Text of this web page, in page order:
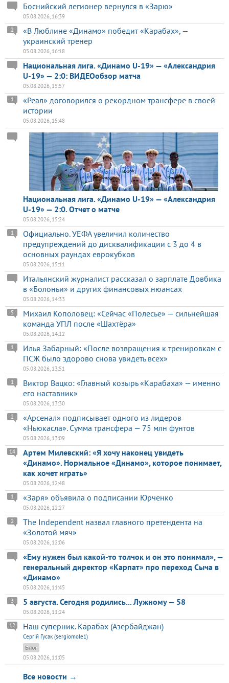
Боснийский легионер вернулся в «Зарю»
05.08.2026, 16:39
«В Люблине «Динамо» победит «Карабах», —
украинский тренер
2
05.08.2026, 16:18
Национальная лига. «Динамо U-19» — «Александрия
U-19» — 2:0: ВИДЕОобзор матча
05.08.2026, 15:57
«Реал» договорился о рекордном трансфере в своей
истории
1
05.08.2026, 15:48
Национальная лига. «Динамо U-19» — «Александрия
U-19» — 2:0. Отчет о матче
05.08.2026, 15:24
Официально. УЕФА увеличил количество
предупреждений до дисквалификации с 3 до 4 в
основных раундах еврокубков
1
05.08.2026, 15:11
Итальянский журналист рассказал о зарплате Довбика
в «Болоньи» и других финансовых нюансах
05.08.2026, 14:33
Михаил Кополовец: «Сейчас «Полесье» — сильнейшая
команда УПЛ после «Шахтёра»
5
05.08.2026, 14:12
Илья Забарный: «После возвращения к тренировкам с
ПСЖ было здорово снова увидеть всех»
1
05.08.2026, 13:51
Виктор Вацко: «Главный козырь «Карабаха» — именно
его наставник»
1
05.08.2026, 13:30
«Арсенал» подписывает одного из лидеров
«Ньюкасла». Сумма трансфера — 75 млн фунтов
2
05.08.2026, 13:09
Артем Милевский: «Я хочу наконец увидеть
«Динамо». Нормальное «Динамо», которое понимает,
как хочет играть»
14
05.08.2026, 12:48
«Заря» объявила о подписании Юрченко
1
05.08.2026, 12:27
The Independent назвал главного претендента на
«Золотой мяч»
2
05.08.2026, 12:06
«Ему нужен был какой-то толчок и он это понимал», —
генеральный директор «Карпат» про переход Сыча в
«Динамо»
05.08.2026, 11:45
5 августа. Сегодня родились... Лужному — 58
3
05.08.2026, 11:24
Наш суперник. Карабах (Азербайджан)
12
Сергій Гусак (sergiomole1)
Блог
05.08.2026, 11:05
Все новости →